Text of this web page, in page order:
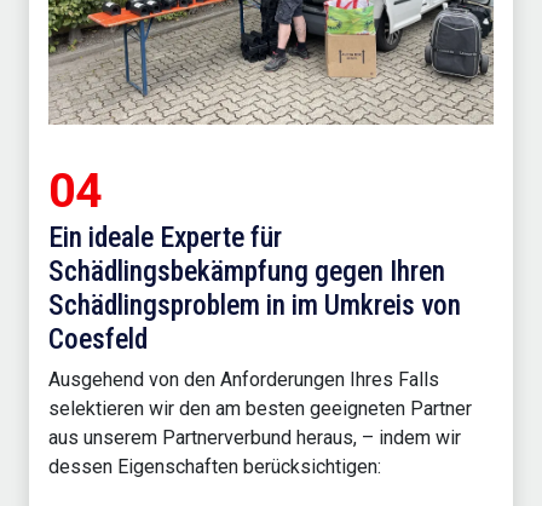
04
Ein ideale Experte für
Schädlingsbekämpfung gegen Ihren
Schädlingsproblem in im Umkreis von
Coesfeld
Ausgehend von den Anforderungen Ihres Falls
selektieren wir den am besten geeigneten Partner
aus unserem Partnerverbund heraus, – indem wir
dessen Eigenschaften berücksichtigen: